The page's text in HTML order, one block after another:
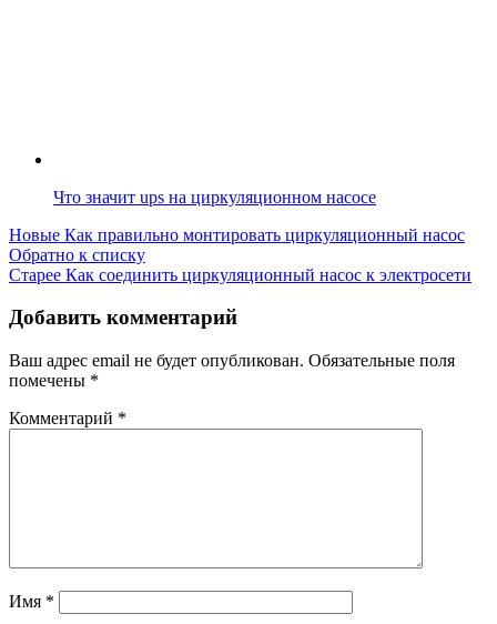
Что значит ups на циркуляционном насосе
Новые Как правильно монтировать циркуляционный насос
Обратно к списку
Старее Как соединить циркуляционный насос к электросети
Добавить комментарий
Ваш адрес email не будет опубликован. Обязательные поля
помечены *
Комментарий *
Имя *